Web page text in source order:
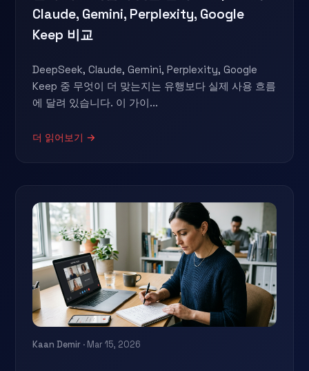
Claude, Gemini, Perplexity, Google
Keep 비교
DeepSeek, Claude, Gemini, Perplexity, Google
Keep 중 무엇이 더 맞는지는 유행보다 실제 사용 흐름
에 달려 있습니다. 이 가이...
더 읽어보기 →
Kaan Demir · Mar 15, 2026